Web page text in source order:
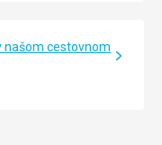
našom cestovnom